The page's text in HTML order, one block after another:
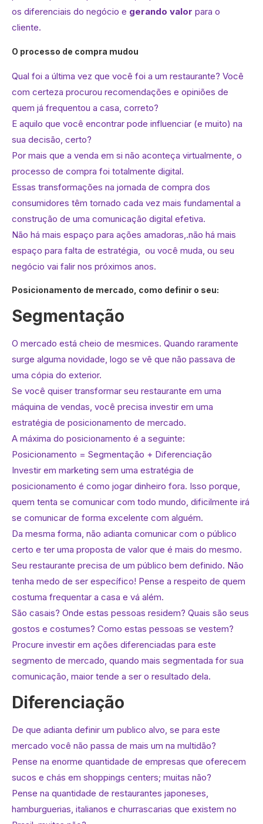
os diferenciais do negócio e gerando valor para o
cliente.
O processo de compra mudou
Qual foi a última vez que você foi a um restaurante? Você
com certeza procurou recomendações e opiniões de
quem já frequentou a casa, correto?
E aquilo que você encontrar pode influenciar (e muito) na
sua decisão, certo?
Por mais que a venda em si não aconteça virtualmente, o
processo de compra foi totalmente digital.
Essas transformações na jornada de compra dos
consumidores têm tornado cada vez mais fundamental a
construção de uma comunicação digital efetiva.
Não há mais espaço para ações amadoras,.não há mais
espaço para falta de estratégia, ou você muda, ou seu
negócio vai falir nos próximos anos.
Posicionamento de mercado, como definir o seu:
Segmentação
O mercado está cheio de mesmices. Quando raramente
surge alguma novidade, logo se vê que não passava de
uma cópia do exterior.
Se você quiser transformar seu restaurante em uma
máquina de vendas, você precisa investir em uma
estratégia de posicionamento de mercado.
A máxima do posicionamento é a seguinte:
Posicionamento = Segmentação + Diferenciação
Investir em marketing sem uma estratégia de
posicionamento é como jogar dinheiro fora. Isso porque,
quem tenta se comunicar com todo mundo, dificilmente irá
se comunicar de forma excelente com alguém.
Da mesma forma, não adianta comunicar com o público
certo e ter uma proposta de valor que é mais do mesmo.
Seu restaurante precisa de um público bem definido. Não
tenha medo de ser específico! Pense a respeito de quem
costuma frequentar a casa e vá além.
São casais? Onde estas pessoas residem? Quais são seus
gostos e costumes? Como estas pessoas se vestem?
Procure investir em ações diferenciadas para este
segmento de mercado, quando mais segmentada for sua
comunicação, maior tende a ser o resultado dela.
Diferenciação
De que adianta definir um publico alvo, se para este
mercado você não passa de mais um na multidão?
Pense na enorme quantidade de empresas que oferecem
sucos e chás em shoppings centers; muitas não?
Pense na quantidade de restaurantes japoneses,
hamburguerias, italianos e churrascarias que existem no